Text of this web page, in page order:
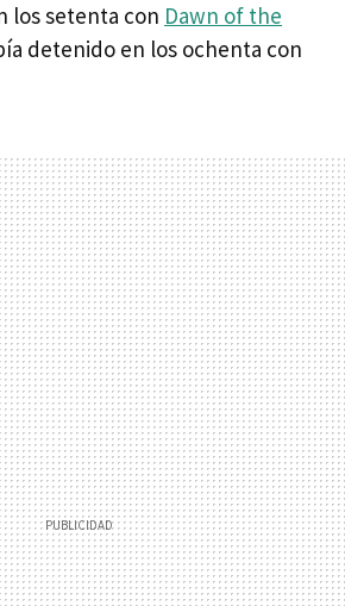
los setenta con Dawn of the
detenido en los ochenta con